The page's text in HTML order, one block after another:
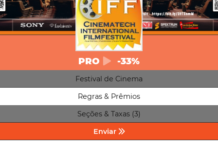
PRO -33%
Festival de Cinema
Regras & Prêmios
Seções & Taxas (3)
Enviar